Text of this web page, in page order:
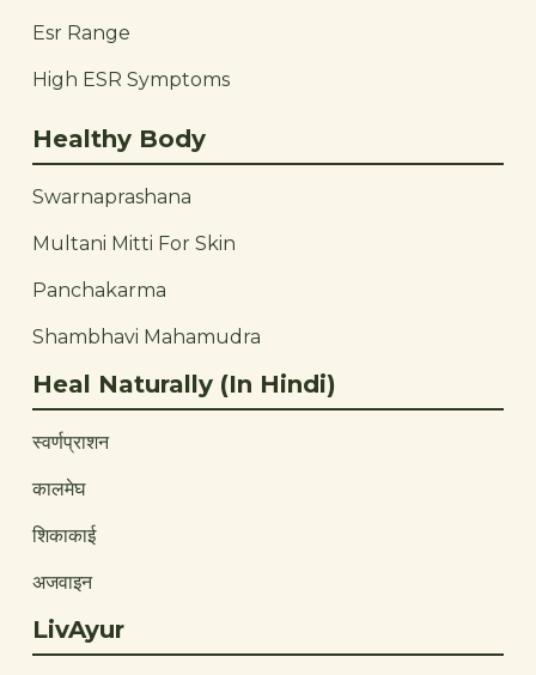
Esr Range
High ESR Symptoms
Healthy Body
Swarnaprashana
Multani Mitti For Skin
Panchakarma
Shambhavi Mahamudra
Heal Naturally (In Hindi)
स्वर्णप्राशन
कालमेघ
शिकाकाई
अजवाइन
LivAyur